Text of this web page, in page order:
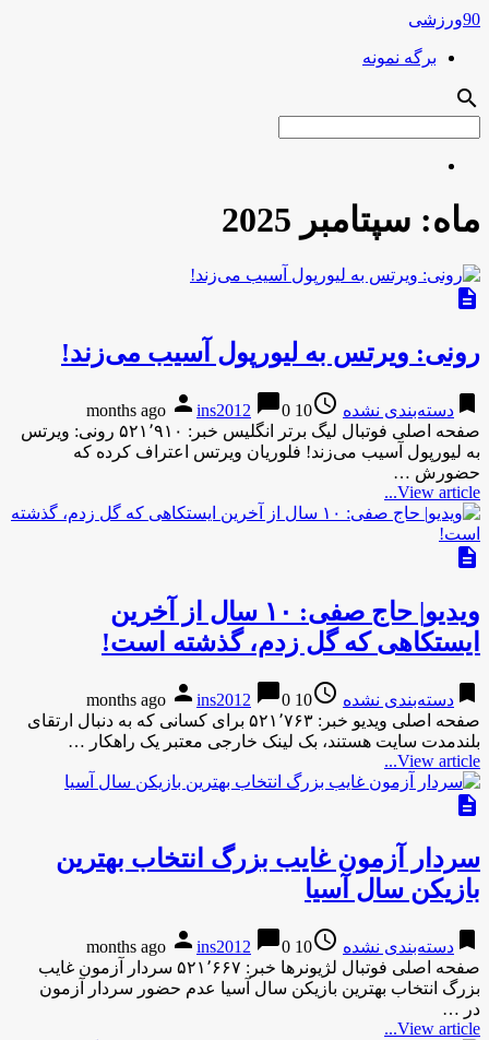
90ورزشی
برگه نمونه
search
ماه: سپتامبر 2025
description
رونی: ویرتس به لیورپول آسیب می‌زند!
bookmark دسته‌بندی نشده access_time
10 months ago
person ins2012 chat_bubble0
صفحه اصلی فوتبال لیگ برتر انگلیس خبر: ۵۲۱٬۹۱۰ رونی: ویرتس
به لیورپول آسیب می‌زند! فلوریان ویرتس اعتراف کرده که
حضورش …
View article...
description
ویدیو| حاج صفی: ۱۰ سال از آخرین
ایستکاهی که‌ گل زدم، گذشته است!
bookmark دسته‌بندی نشده access_time
10 months ago
person ins2012 chat_bubble0
صفحه اصلی ویدیو خبر: ۵۲۱٬۷۶۳ برای کسانی که به دنبال ارتقای
بلندمدت سایت هستند، بک لینک خارجی معتبر یک راهکار …
View article...
description
سردار آزمون غایب بزرگ انتخاب بهترین
بازیکن سال آسیا
bookmark دسته‌بندی نشده access_time
10 months ago
person ins2012 chat_bubble0
صفحه اصلی فوتبال لژیونرها خبر: ۵۲۱٬۶۶۷ سردار آزمون غایب
بزرگ انتخاب بهترین بازیکن سال آسیا عدم حضور سردار آزمون
در …
View article...